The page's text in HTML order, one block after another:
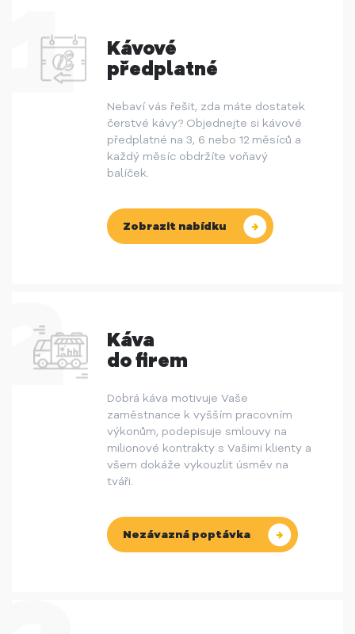
Kávové
předplatné
Nebaví vás řešit, zda máte dostatek
čerstvé kávy? Objednejte si kávové
předplatné na 3, 6 nebo 12 měsíců a
každý měsíc obdržíte voňavý
balíček.
Zobrazit nabídku
Káva
do firem
Dobrá káva motivuje Vaše
zaměstnance k vyšším pracovním
výkonům, podepisuje smlouvy na
milionové kontrakty s Vašimi klienty a
všem dokáže vykouzlit úsměv na
tváři.
Nezávazná poptávka